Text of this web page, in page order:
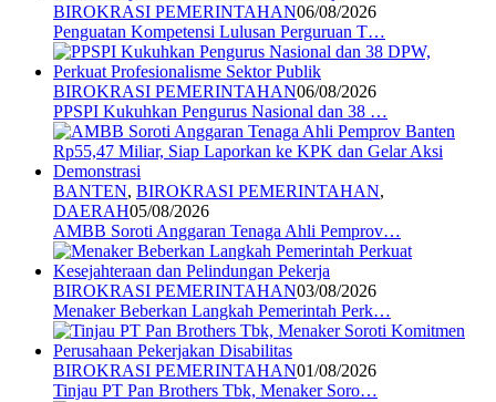
BIROKRASI PEMERINTAHAN06/08/2026
Penguatan Kompetensi Lulusan Perguruan T…
BIROKRASI PEMERINTAHAN06/08/2026
PPSPI Kukuhkan Pengurus Nasional dan 38 …
BANTEN, BIROKRASI PEMERINTAHAN,
DAERAH05/08/2026
AMBB Soroti Anggaran Tenaga Ahli Pemprov…
BIROKRASI PEMERINTAHAN03/08/2026
Menaker Beberkan Langkah Pemerintah Perk…
BIROKRASI PEMERINTAHAN01/08/2026
Tinjau PT Pan Brothers Tbk, Menaker Soro…